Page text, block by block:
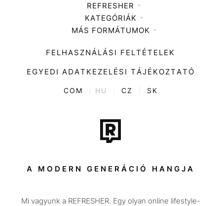
REFRESHER
Médiaajánlat
KATEGÓRIÁK
Zene
Divat
Kultúra
ENTR
Tech-Tudomány
Sport
Társadalom
Utazás
MÁS FORMÁTUMOK
FELHASZNÁLÁSI FELTÉTELEK
EGYEDI ADATKEZELÉSI TÁJÉKOZTATÓ
COM HU CZ SK
A MODERN GENERÁCIÓ HANGJA
Mi vagyunk a REFRESHER. Egy olyan online lifestyle-